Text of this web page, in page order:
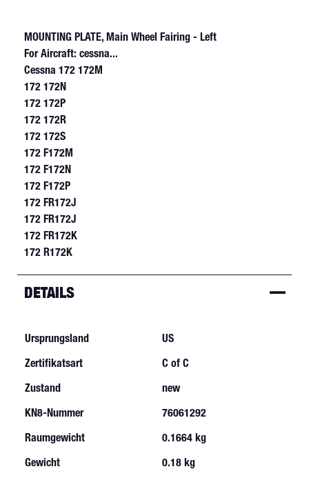
MOUNTING PLATE, Main Wheel Fairing - Left
For Aircraft: cessna...
Cessna 172 172M
172 172N
172 172P
172 172R
172 172S
172 F172M
172 F172N
172 F172P
172 FR172J
172 FR172J
172 FR172K
172 R172K
DETAILS
Ursprungsland
US
Zertifikatsart
C of C
Zustand
new
KN8-Nummer
76061292
Raumgewicht
0.1664 kg
Gewicht
0.18 kg